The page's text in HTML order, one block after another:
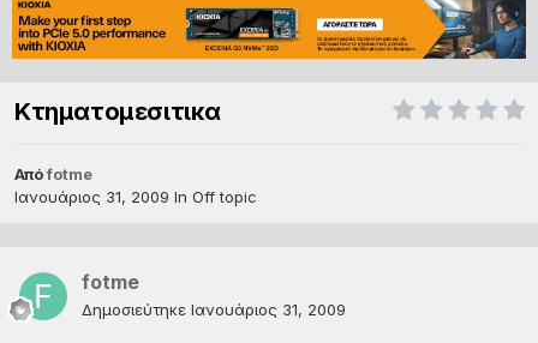
Κτηματομεσιτικα
Απόfotme
Ιανουάριος 31, 2009 In Off topic
fotme
Δημοσιεύτηκε Ιανουάριος 31, 2009